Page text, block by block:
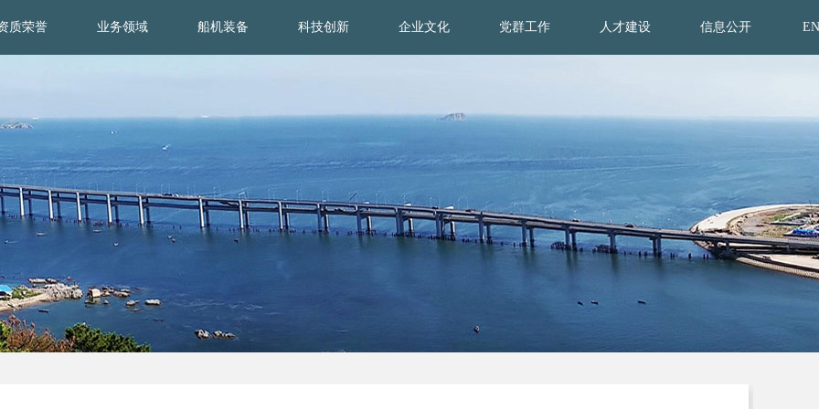
质荣誉 业务领域 船机装备 科技创新 企业文化 党群工作 人才建设 信息公开 EN